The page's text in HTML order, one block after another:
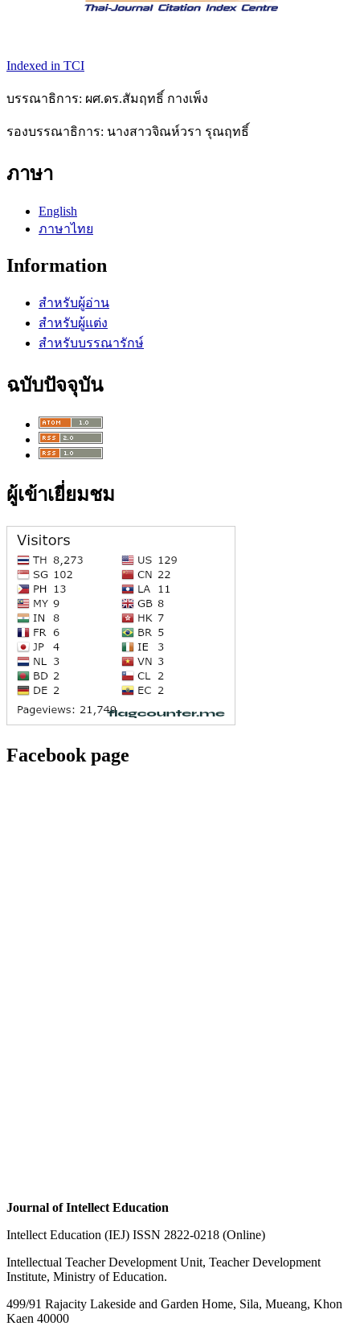
Indexed in TCI
บรรณาธิการ: ผศ.ดร.สัมฤทธิ์ กางเพ็ง
รองบรรณาธิการ: นางสาวจิณห์วรา รุณฤทธิ์
ภาษา
English
ภาษาไทย
Information
สำหรับผู้อ่าน
สำหรับผู้แต่ง
สำหรับบรรณารักษ์
ฉบับปัจจุบัน
ผู้เข้าเยี่ยมชม
Facebook page
Journal of Intellect Education
Intellect Education (IEJ) ISSN 2822-0218 (Online)
Intellectual Teacher Development Unit, Teacher Development
Institute, Ministry of Education.
499/91 Rajacity Lakeside and Garden Home, Sila, Mueang, Khon
Kaen 40000